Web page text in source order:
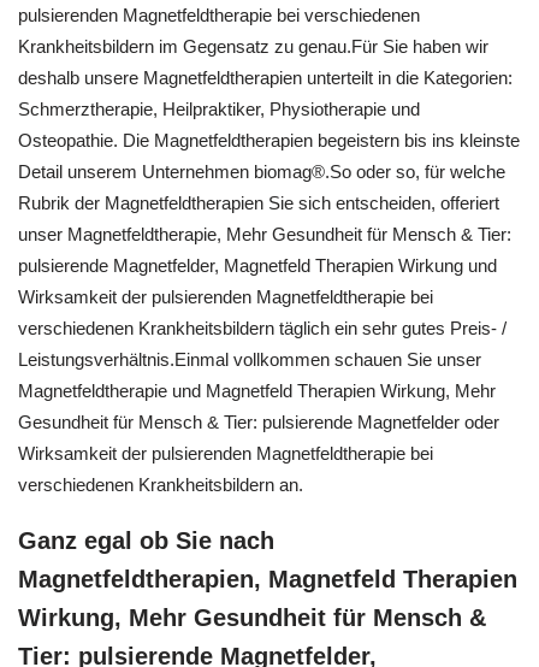
pulsierenden Magnetfeldtherapie bei verschiedenen
Krankheitsbildern im Gegensatz zu genau.Für Sie haben wir
deshalb unsere Magnetfeldtherapien unterteilt in die Kategorien:
Schmerztherapie, Heilpraktiker, Physiotherapie und
Osteopathie. Die Magnetfeldtherapien begeistern bis ins kleinste
Detail unserem Unternehmen biomag®.So oder so, für welche
Rubrik der Magnetfeldtherapien Sie sich entscheiden, offeriert
unser Magnetfeldtherapie, Mehr Gesundheit für Mensch & Tier:
pulsierende Magnetfelder, Magnetfeld Therapien Wirkung und
Wirksamkeit der pulsierenden Magnetfeldtherapie bei
verschiedenen Krankheitsbildern täglich ein sehr gutes Preis- /
Leistungsverhältnis.Einmal vollkommen schauen Sie unser
Magnetfeldtherapie und Magnetfeld Therapien Wirkung, Mehr
Gesundheit für Mensch & Tier: pulsierende Magnetfelder oder
Wirksamkeit der pulsierenden Magnetfeldtherapie bei
verschiedenen Krankheitsbildern an.
Ganz egal ob Sie nach
Magnetfeldtherapien, Magnetfeld Therapien
Wirkung, Mehr Gesundheit für Mensch &
Tier: pulsierende Magnetfelder,